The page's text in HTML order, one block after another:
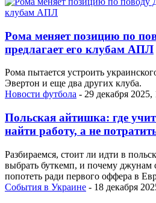
Рома меняет позицию по
предлагает его клубам АПЛ
Рома пытается устроить
Эвертон и еще два других клуба.
Новости футбола - 29 декабря 2025,
Польская айтишка: где
найти работу, а не
Разбираемся, стоит ли идти в
выбрать буткемп, и почему джунам
попотеть ради первого оффера в
События в Украине - 18 декабря